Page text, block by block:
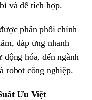
và dễ tích hợp.
phân phối chính
đáp ứng nhanh
động hóa, đến ngành
robot công nghiệp.
Ưu Việt